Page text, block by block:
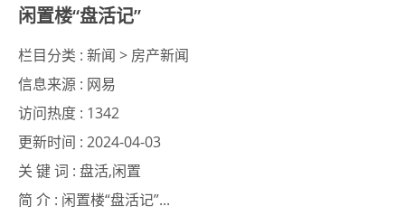
闲置楼“盘活记”
栏目分类 : 新闻 > 房产新闻
信息来源 : 网易
访问热度 : 1342
更新时间 : 2024-04-03
关 键 词 : 盘活,闲置
简 介 : 闲置楼“盘活记”...